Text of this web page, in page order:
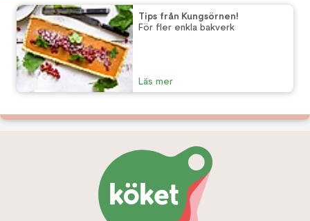
Tips från Kungsörnen!
För fler enkla bakverk
Läs mer